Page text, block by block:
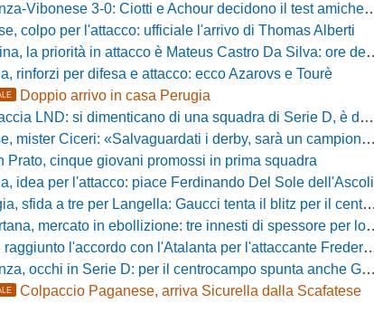
Vibonese 3-0: Ciotti e Achour decidono il test amichevole di Lorica
colpo per l'attacco: ufficiale l'arrivo di Thomas Alberti
la priorità in attacco è Mateus Castro Da Silva: ore decisive per la fumata bianca
rinforzi per difesa e attacco: ecco Azarovs e Tourè
Doppio arrivo in casa Perugia
LND: si dimenticano di una squadra di Serie D, è da rifare il programma Coppa Italia
mister Ciceri: «Salvaguardati i derby, sarà un campionato avvincente»
Prato, cinque giovani promossi in prima squadra
idea per l'attacco: piace Ferdinando Del Sole dell'Ascoli
sfida a tre per Langella: Gaucci tenta il blitz per il centrocampista del Cosenza
mercato in ebollizione: tre innesti di spessore per lo scacchiere di Vinicio Espinal
l'accordo con l'Atalanta per l'attaccante Frederick Samuel Ndongue
occhi in Serie D: per il centrocampo spunta anche Gerardo Di Gilio
Colpaccio Paganese, arriva Sicurella dalla Scafatese